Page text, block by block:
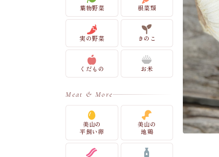
葉物野菜 根菜類
実の野菜 きのこ
くだもの お米
Meat & More
美山の
平飼い卵
美山の
地鶏